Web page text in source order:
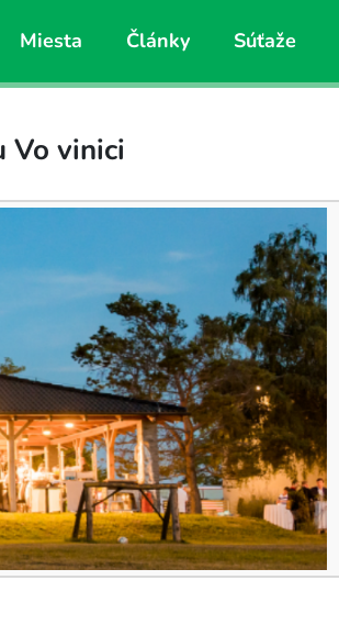
Miesta Články Súťaže
Vo vinici